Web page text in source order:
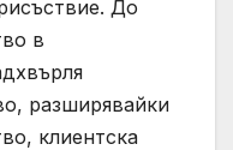
До
в
разширявайки
клиентска